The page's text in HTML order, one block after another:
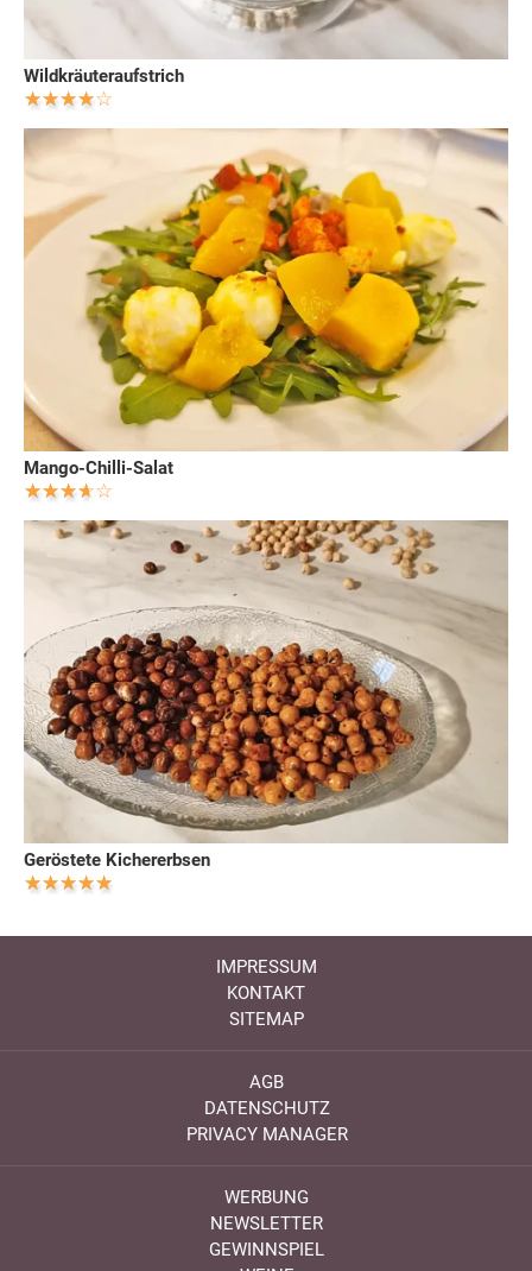
Wildkräuteraufstrich
Mango-Chilli-Salat
Geröstete Kichererbsen
IMPRESSUM
KONTAKT
SITEMAP
AGB
DATENSCHUTZ
PRIVACY MANAGER
WERBUNG
NEWSLETTER
GEWINNSPIEL